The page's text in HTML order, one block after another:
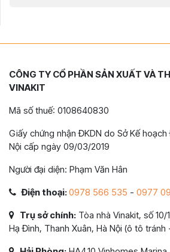
CÔNG TY CỔ PHẦN SẢN XUẤT VÀ
VINAKIT
Mã số thuế: 0108640830
Giấy chứng nhận ĐKDN do Sở Kế
Nội cấp ngày 09/03/2019
Người đại diện: Phạm Văn Hân
Điện thoại:0978 566 535 - 0977
Trụ sở chính: Tòa nhà Vinakit, số
Hạ Đình, Thanh Xuân, Hà Nội (ô tô tránh